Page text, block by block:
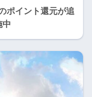
ポイント還元が追
中